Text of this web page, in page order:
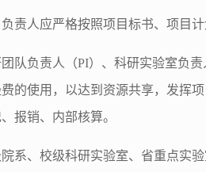
责人应严格按照项目标书、项目
队负责人（PI）、科研实验室负
的使用，以达到资源共享，发挥
报销、内部核算。
系、校级科研实验室、省重点实